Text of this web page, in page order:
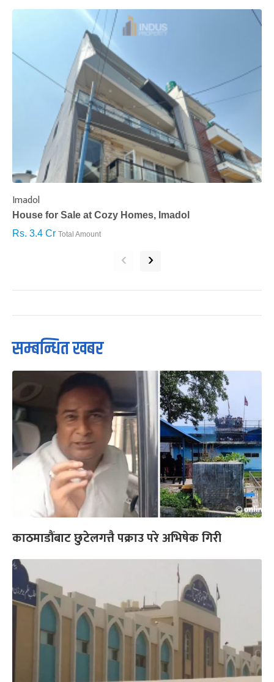
Imadol
House for Sale at Cozy Homes, Imadol
Rs. 3.4 Cr Total Amount
‹ ›
सम्बन्धित खबर
काठमाडौंबाट छुटेलगत्तै पक्राउ परे अभिषेक गिरी